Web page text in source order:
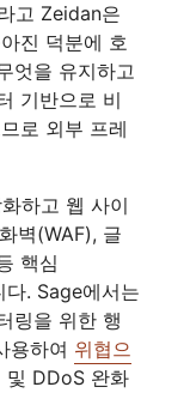
고 Zeidan은
진 덕분에 호
엇을 유지하고
기반으로 비
로 외부 프레
하고 웹 사이
벽(WAF), 글
핵심
다. Sage에서는
링을 위한 행
용하여 위협으
및 DDoS 완화